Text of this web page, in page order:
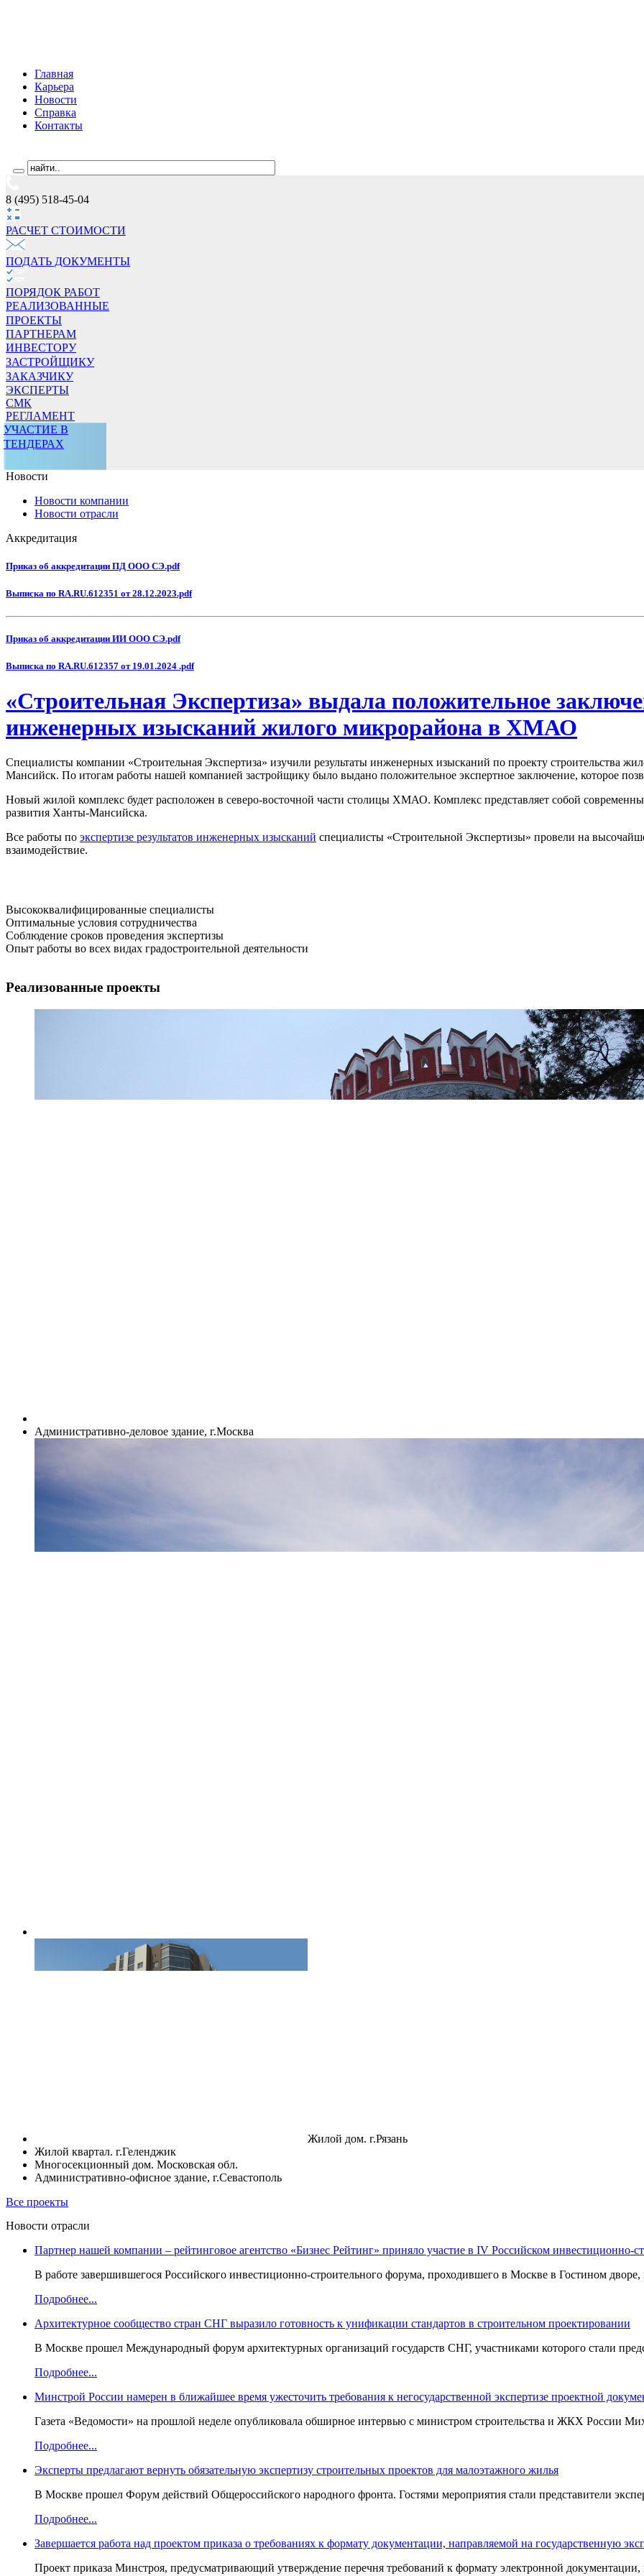
Главная
Карьера
Новости
Справка
Контакты
8 (495) 518-45-04
РАСЧЕТ СТОИМОCТИ
ПОДАТЬ ДОКУМЕНТЫ
ПОРЯДОК РАБОТ
РЕАЛИЗОВАННЫЕ
ПРОЕКТЫ
ПАРТНЕРАМ
ИНВЕСТОРУ
ЗАСТРОЙЩИКУ
ЗАКАЗЧИКУ
ЭКСПЕРТЫ
СМК
РЕГЛАМЕНТ
УЧАСТИЕ В
ТЕНДЕРАХ
Новости
Новости компании
Новости отрасли
Аккредитация
Приказ об аккредитации ПД ООО СЭ.pdf
Выписка по RA.RU.612351 от 28.12.2023.pdf
Приказ об аккредитации ИИ ООО СЭ.pdf
Выписка по RA.RU.612357 от 19.01.2024 .pdf
«Строительная Экспертиза» выдала положительное
инженерных изысканий жилого микрорайона в ХМАО
Специалисты компании «Строительная Экспертиза» изучили результаты инженерных изысканий по проекту строительства
Мансийск. По итогам работы нашей компанией застройщику было выдано положительное экспертное заключение, которое
Новый жилой комплекс будет расположен в северо-восточной части столицы ХМАО. Комплекс представляет собой
развития Ханты-Мансийска.
Все работы по экспертизе результатов инженерных изысканий специалисты «Строительной Экспертизы» провели на
взаимодействие.
Высококвалифицированные специалисты
Оптимальные условия сотрудничества
Соблюдение сроков проведения экспертизы
Опыт работы во всех видах градостроительной деятельности
Реализованные проекты
Административно-деловое здание, г.Москва
Жилой дом. г.Рязань
Жилой квартал. г.Геленджик
Многосекционный дом. Московская обл.
Административно-офисное здание, г.Севастополь
Все проекты
Новости отрасли
Партнер нашей компании – рейтинговое агентство «Бизнес Рейтинг» приняло участие в IV Российском инвестиционно-
В работе завершившегося Российского инвестиционно-строительного форума, проходившего в Москве в Гостином дворе,
Подробнее...
Архитектурное сообщество стран СНГ выразило готовность к унификации стандартов в строительном проектировании
В Москве прошел Международный форум архитектурных организаций государств СНГ, участниками которого стали
Подробнее...
Минстрой России намерен в ближайшее время ужесточить требования к негосударственной экспертизе проектной
Газета «Ведомости» на прошлой неделе опубликовала обширное интервью с министром строительства и ЖКХ России
Подробнее...
Эксперты предлагают вернуть обязательную экспертизу строительных проектов для малоэтажного жилья
В Москве прошел Форум действий Общероссийского народного фронта. Гостями мероприятия стали представители
Подробнее...
Завершается работа над проектом приказа о требованиях к формату документации, направляемой на государственную
Проект приказа Минстроя, предусматривающий утверждение перечня требований к формату электронной документации,